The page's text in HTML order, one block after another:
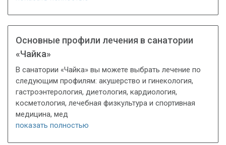
Основные профили лечения в санатории
«Чайка»
В санатории «Чайка» вы можете выбрать лечение по
следующим профилям: акушерство и гинекология,
гастроэнтерология, диетология, кардиология,
косметология, лечебная физкультура и спортивная
медицина, мед
показать полностью